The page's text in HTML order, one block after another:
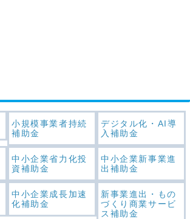
小規模事業者持続
補助金
デジタル化・AI導
入補助金
中小企業省力化投
資補助金
中小企業新事業進
出補助金
中小企業成長加速
化補助金
新事業進出・もの
づくり商業サービ
ス補助金